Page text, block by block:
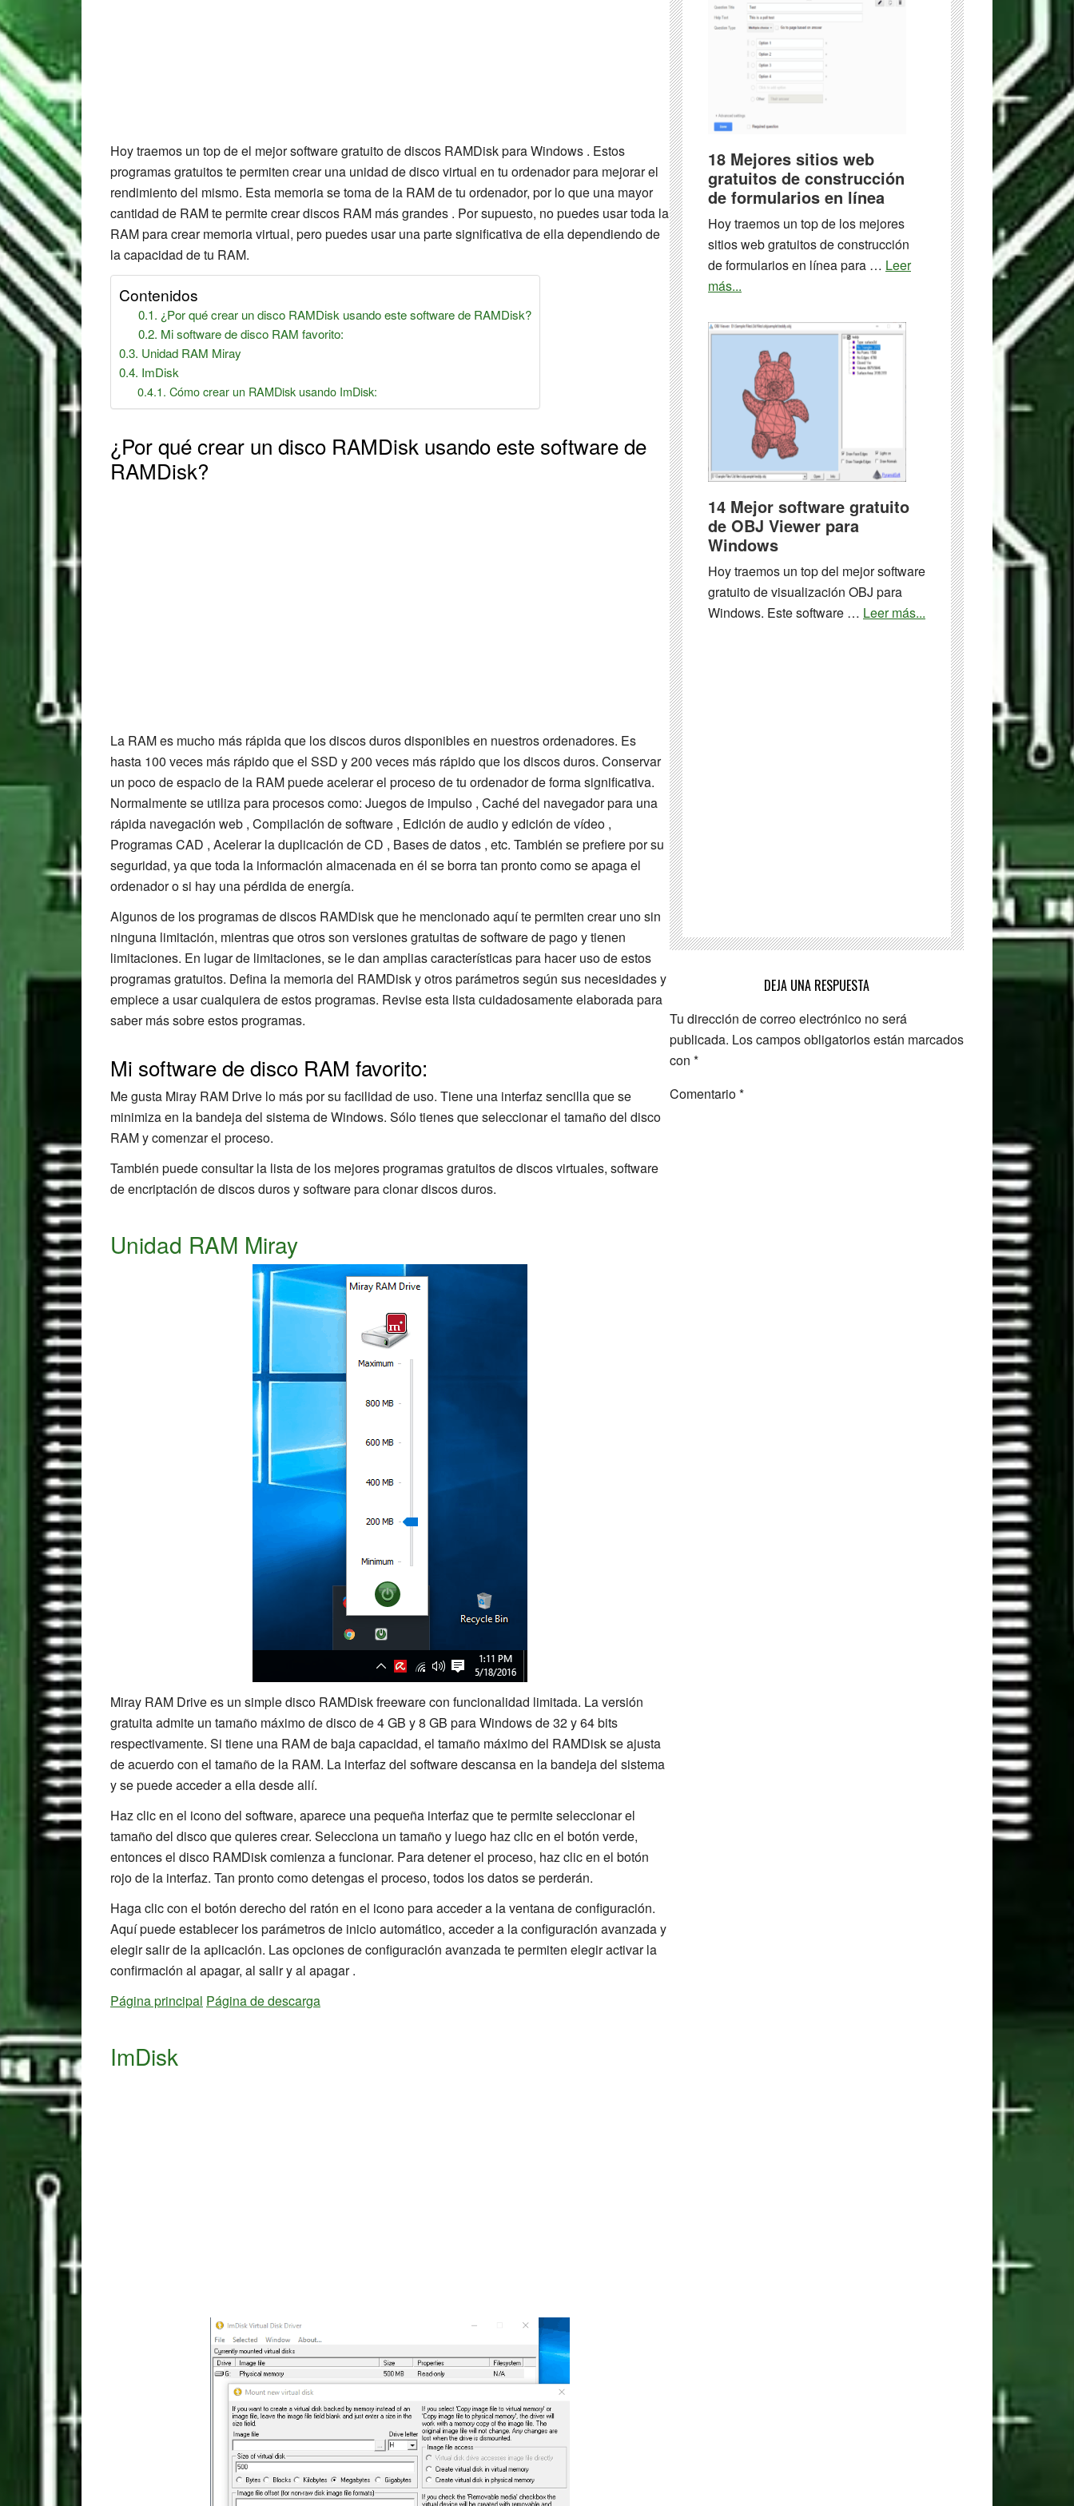
Hoy traemos un top de el mejor software gratuito de discos RAMDisk para Windows . Estos
programas gratuitos te permiten crear una unidad de disco virtual en tu ordenador para mejorar el
rendimiento del mismo. Esta memoria se toma de la RAM de tu ordenador, por lo que una mayor
cantidad de RAM te permite crear discos RAM más grandes . Por supuesto, no puedes usar toda la
RAM para crear memoria virtual, pero puedes usar una parte significativa de ella dependiendo de
la capacidad de tu RAM.
Contenidos
¿Por qué crear un disco RAMDisk usando este software de RAMDisk?
Mi software de disco RAM favorito:
Unidad RAM Miray
ImDisk
Cómo crear un RAMDisk usando ImDisk:
¿Por qué crear un disco RAMDisk usando este software de
RAMDisk?
La RAM es mucho más rápida que los discos duros disponibles en nuestros ordenadores. Es
hasta 100 veces más rápido que el SSD y 200 veces más rápido que los discos duros. Conservar
un poco de espacio de la RAM puede acelerar el proceso de tu ordenador de forma significativa.
Normalmente se utiliza para procesos como: Juegos de impulso , Caché del navegador para una
rápida navegación web , Compilación de software , Edición de audio y edición de vídeo ,
Programas CAD , Acelerar la duplicación de CD , Bases de datos , etc. También se prefiere por su
seguridad, ya que toda la información almacenada en él se borra tan pronto como se apaga el
ordenador o si hay una pérdida de energía.
Algunos de los programas de discos RAMDisk que he mencionado aquí te permiten crear uno sin
ninguna limitación, mientras que otros son versiones gratuitas de software de pago y tienen
limitaciones. En lugar de limitaciones, se le dan amplias características para hacer uso de estos
programas gratuitos. Defina la memoria del RAMDisk y otros parámetros según sus necesidades y
empiece a usar cualquiera de estos programas. Revise esta lista cuidadosamente elaborada para
saber más sobre estos programas.
Mi software de disco RAM favorito:
Me gusta Miray RAM Drive lo más por su facilidad de uso. Tiene una interfaz sencilla que se
minimiza en la bandeja del sistema de Windows. Sólo tienes que seleccionar el tamaño del disco
RAM y comenzar el proceso.
También puede consultar la lista de los mejores programas gratuitos de discos virtuales, software
de encriptación de discos duros y software para clonar discos duros.
Unidad RAM Miray
Miray RAM Drive es un simple disco RAMDisk freeware con funcionalidad limitada. La versión
gratuita admite un tamaño máximo de disco de 4 GB y 8 GB para Windows de 32 y 64 bits
respectivamente. Si tiene una RAM de baja capacidad, el tamaño máximo del RAMDisk se ajusta
de acuerdo con el tamaño de la RAM. La interfaz del software descansa en la bandeja del sistema
y se puede acceder a ella desde allí.
Haz clic en el icono del software, aparece una pequeña interfaz que te permite seleccionar el
tamaño del disco que quieres crear. Selecciona un tamaño y luego haz clic en el botón verde,
entonces el disco RAMDisk comienza a funcionar. Para detener el proceso, haz clic en el botón
rojo de la interfaz. Tan pronto como detengas el proceso, todos los datos se perderán.
Haga clic con el botón derecho del ratón en el icono para acceder a la ventana de configuración.
Aquí puede establecer los parámetros de inicio automático, acceder a la configuración avanzada y
elegir salir de la aplicación. Las opciones de configuración avanzada te permiten elegir activar la
confirmación al apagar, al salir y al apagar .
Página principal Página de descarga
ImDisk
18 Mejores sitios web
gratuitos de construcción
de formularios en línea
Hoy traemos un top de los mejores
sitios web gratuitos de construcción
de formularios en línea para … Leer
más...
Mejores
sitios
web
gratuitos
de
construcción
de
formularios
línea
14 Mejor software gratuito
de OBJ Viewer para
Windows
Hoy traemos un top del mejor software
gratuito de visualización OBJ para
Windows. Este software … Leer más... about
Mejor
software
gratuito
Viewer
Windows
Reader
Interactions
DEJA UNA RESPUESTA
Tu dirección de correo electrónico no será
publicada. Los campos obligatorios están marcados
con *
Comentario*